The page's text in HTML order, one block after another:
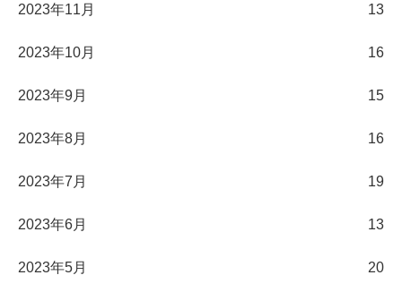
2023年11月 13
2023年10月 16
2023年9月 15
2023年8月 16
2023年7月 19
2023年6月 13
2023年5月 20